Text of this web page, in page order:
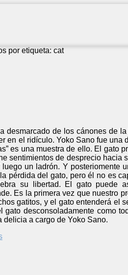
por etiqueta: cat
desmarcado de los cánones de
en el ridículo. Yoko Sano fue
es una muestra de ello. El gato
sentimientos de desprecio hacia
un ladrón. Y posteriomente
pérdida del gato, pero él no es
su libertad. El gato puede
Es la primera vez que nuestro
gatitos, y el gato entenderá el
desconsoladamente como
a cargo de Yoko Sano.